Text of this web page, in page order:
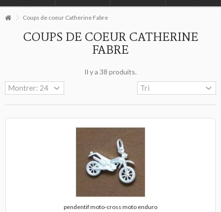
Coups de coeur Catherine Fabre
COUPS DE COEUR CATHERINE
FABRE
Il y a 38 produits.
pendentif moto-cross moto enduro